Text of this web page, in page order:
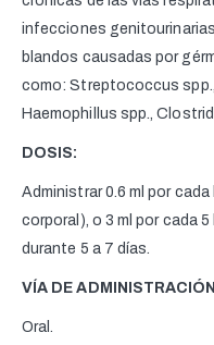
infecciones
blandos causadas por
como: Streptococcus
Haemophillus spp.,
DOSIS:
Administrar 0.6 ml por
corporal), o 3 ml por cada
durante 5 a 7 días.
VÍA DE
Oral.